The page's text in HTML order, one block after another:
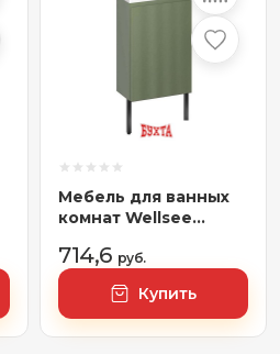
Мебель для ванных
комнат Wellsee
умывальник 3 в 1 WC
Area 221805006
(тумба/матовый
зеленый, раковина/
глянцевый белый,
714,6 руб.
Купить